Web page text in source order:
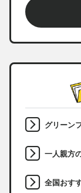
グリーン
一人親方
全国おす